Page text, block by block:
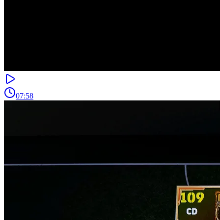
07:58